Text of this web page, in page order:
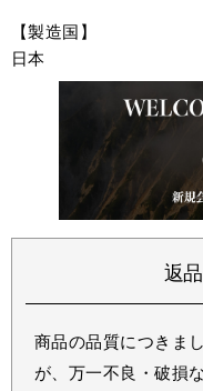
【製造国】
日本
返
商品の品質につきま
が、万一不良・破損